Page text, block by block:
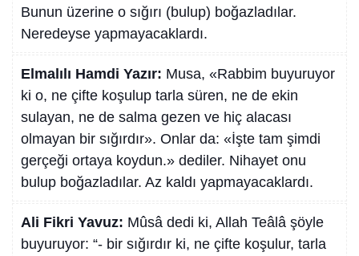
Bunun üzerine o sığırı (bulup) boğazladılar.
Neredeyse yapmayacaklardı.
Elmalılı Hamdi Yazır: Musa, «Rabbim buyuruyor
ki o, ne çifte koşulup tarla süren, ne de ekin
sulayan, ne de salma gezen ve hiç alacası
olmayan bir sığırdır». Onlar da: «İşte tam şimdi
gerçeği ortaya koydun.» dediler. Nihayet onu
bulup boğazladılar. Az kaldı yapmayacaklardı.
Ali Fikri Yavuz: Mûsâ dedi ki, Allah Teâlâ şöyle
buyuruyor: “- bir sığırdır ki, ne çifte koşulur, tarla